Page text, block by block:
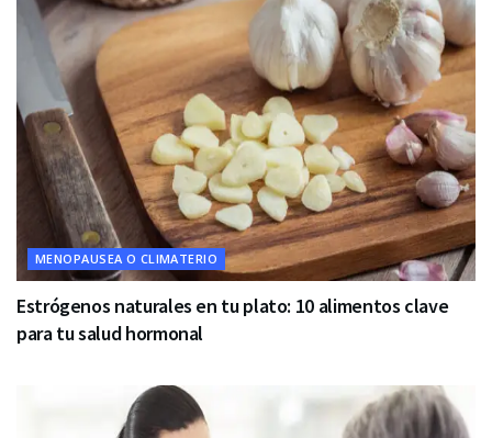
MENOPAUSEA O CLIMATERIO
Estrógenos naturales en tu plato: 10 alimentos clave
para tu salud hormonal